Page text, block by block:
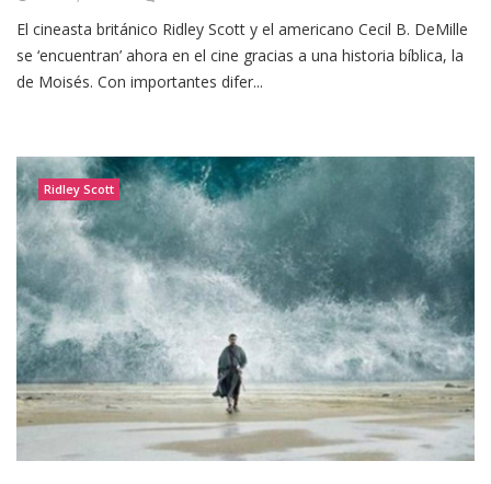
El cineasta británico Ridley Scott y el americano Cecil B. DeMille
se ‘encuentran’ ahora en el cine gracias a una historia bíblica, la
de Moisés. Con importantes difer...
Ridley Scott